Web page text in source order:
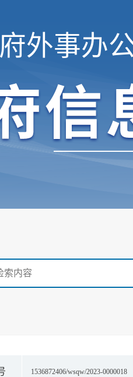
外事办
1536872406/wsqw/2023-0000018